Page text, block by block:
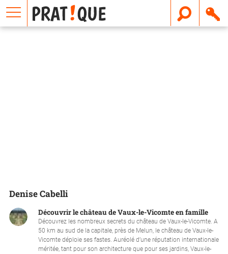
Denise Cabelli
Découvrir le château de Vaux-le-Vicomte en famille
Découvrez les nombreux secrets du château de Vaux-le-Vicomte. A
50 km au sud de la capitale, près de Melun, le château de Vaux-le-
Vicomte déploie ses fastes. Auréolé d’une réputation internationale
méritée, tant pour son architecture que pour ses jardins, Vaux-le-
E
m
a